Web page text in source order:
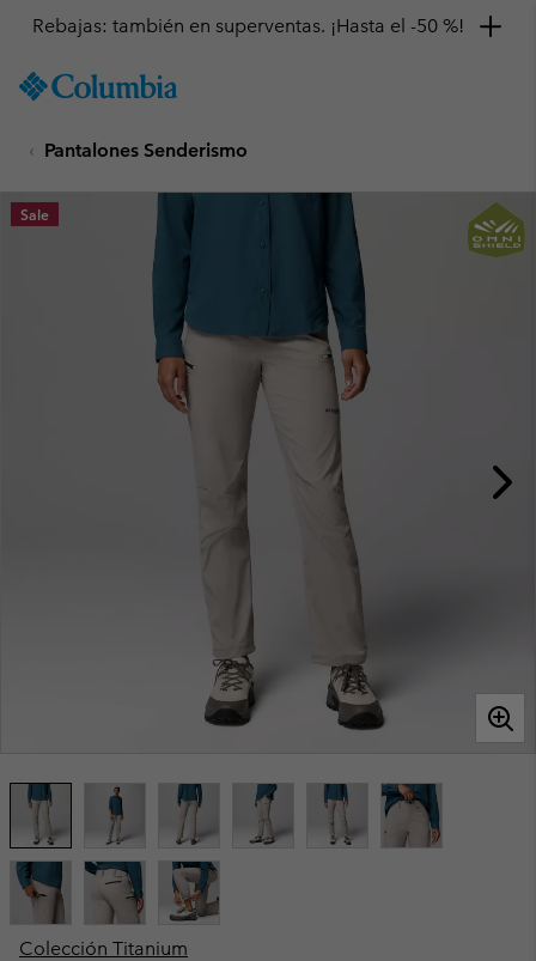
TO
SKIP
MAIN
NAV
Rebajas: también en superventas. ¡Hasta el -50 %!
Pantalones Senderismo
Colección Titanium
Sale